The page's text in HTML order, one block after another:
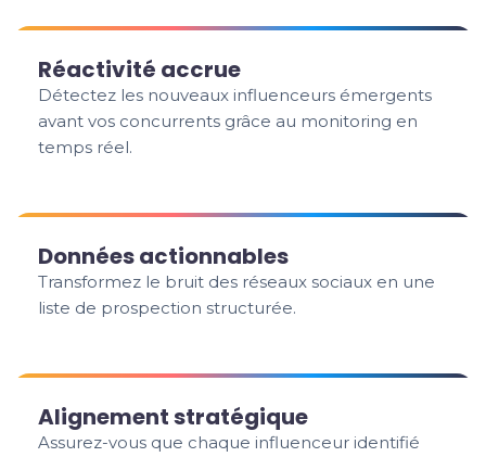
Réactivité accrue
Détectez les nouveaux influenceurs émergents
avant vos concurrents grâce au monitoring en
temps réel.
Données actionnables
Transformez le bruit des réseaux sociaux en une
liste de prospection structurée.
Alignement stratégique
Assurez-vous que chaque influenceur identifié